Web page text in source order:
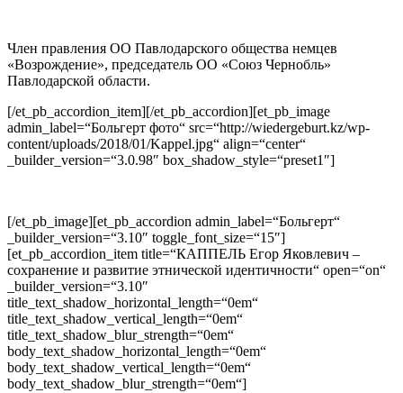
Член правления ОО Павлодарского общества немцев
«Возрождение», председатель ОО «Союз Чернобль»
Павлодарской области.
[/et_pb_accordion_item][/et_pb_accordion][et_pb_image
admin_label=“Больгерт фото“ src=“http://wiedergeburt.kz/wp-
content/uploads/2018/01/Kappel.jpg“ align=“center“
_builder_version=“3.0.98″ box_shadow_style=“preset1″]
[/et_pb_image][et_pb_accordion admin_label=“Больгерт“
_builder_version=“3.10″ toggle_font_size=“15″]
[et_pb_accordion_item title=“КАППЕЛЬ Егор Яковлевич –
сохранение и развитие этнической идентичности“ open=“on“
_builder_version=“3.10″
title_text_shadow_horizontal_length=“0em“
title_text_shadow_vertical_length=“0em“
title_text_shadow_blur_strength=“0em“
body_text_shadow_horizontal_length=“0em“
body_text_shadow_vertical_length=“0em“
body_text_shadow_blur_strength=“0em“]